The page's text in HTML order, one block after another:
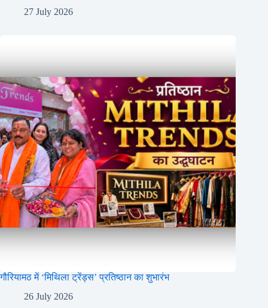
27 July 2026
गौरियामठ में ‘मिथिला ट्रेंड्स’ प्रतिष्ठान का शुभारंभ
26 July 2026